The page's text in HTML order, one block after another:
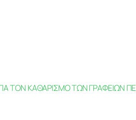
ΤΟΝ ΚΑΘΑΡΙΣΜΟ ΤΩΝ ΓΡΑΦΕΙΩΝ